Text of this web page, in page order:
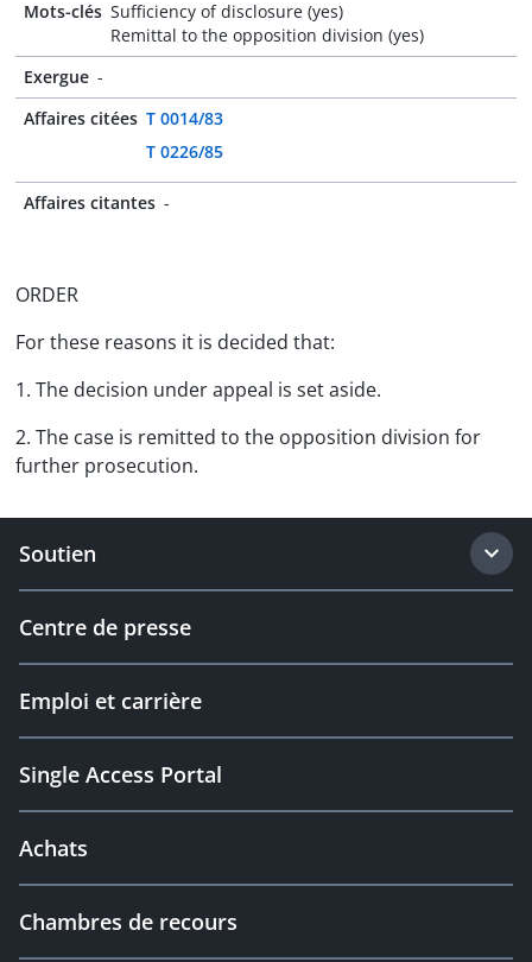
Mots-clés Sufficiency of disclosure (yes)
Remittal to the opposition division (yes)
Exergue -
Affaires citées T 0014/83
T 0226/85
Affaires citantes -
ORDER
For these reasons it is decided that:
1. The decision under appeal is set aside.
2. The case is remitted to the opposition division for
further prosecution.
Soutien
Centre de presse
Emploi et carrière
Single Access Portal
Achats
Chambres de recours